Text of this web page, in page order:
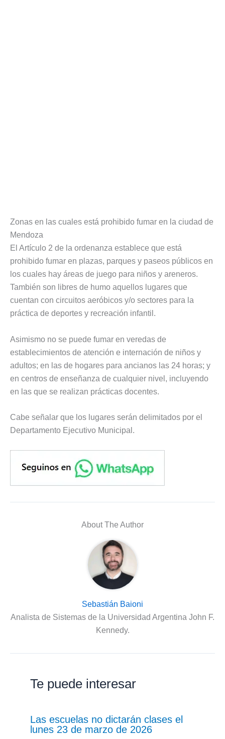
Zonas en las cuales está prohibido fumar en la ciudad de
Mendoza
El Artículo 2 de la ordenanza establece que está
prohibido fumar en plazas, parques y paseos públicos en
los cuales hay áreas de juego para niños y areneros.
También son libres de humo aquellos lugares que
cuentan con circuitos aeróbicos y/o sectores para la
práctica de deportes y recreación infantil.
Asimismo no se puede fumar en veredas de
establecimientos de atención e internación de niños y
adultos; en las de hogares para ancianos las 24 horas; y
en centros de enseñanza de cualquier nivel, incluyendo
en las que se realizan prácticas docentes.
Cabe señalar que los lugares serán delimitados por el
Departamento Ejecutivo Municipal.
About The Author
Sebastián Baioni
Analista de Sistemas de la Universidad Argentina John F.
Kennedy.
Te puede interesar
Las escuelas no dictarán clases el
lunes 23 de marzo de 2026